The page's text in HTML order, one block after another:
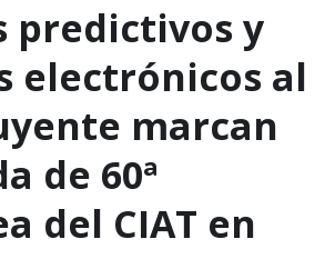
predictivos y
electrónicos al
marcan
de 60ª
del CIAT en